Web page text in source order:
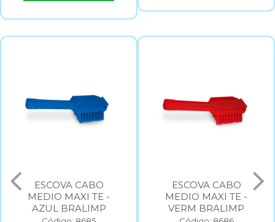
ESCOVA CABO
MEDIO MAXI TE -
AZUL BRALIMP
ESCOVA CABO
MEDIO MAXI TE -
VERM BRALIMP